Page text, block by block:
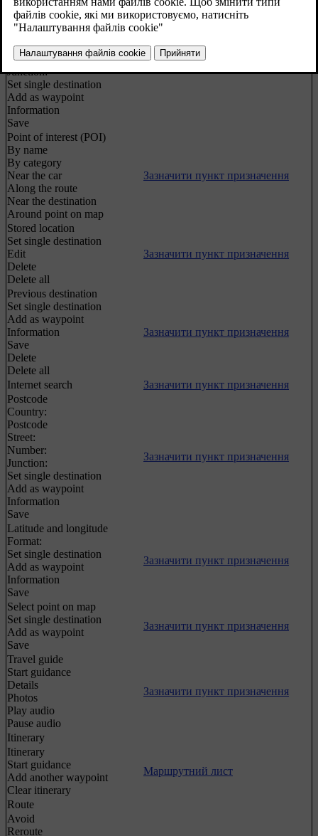
Address
Country:
City:
Street:
Number:
Junction:
Set single destination
Add as waypoint
Information
Save
Point of interest (POI)
By name
By category
Near the car
Along the route
Near the destination
Around point on map
Зазначити пункт призначення
Stored location
Set single destination
Edit
Delete
Delete all
Зазначити пункт призначення
Previous destination
Set single destination
Add as waypoint
Information
Save
Delete
Delete all
Зазначити пункт призначення
Internet search
Зазначити пункт призначення
Postcode
Country:
Postcode
Street:
Number:
Junction:
Set single destination
Add as waypoint
Information
Save
Зазначити пункт призначення
Latitude and longitude
Format:
Set single destination
Add as waypoint
Information
Save
Зазначити пункт призначення
Select point on map
Set single destination
Add as waypoint
Save
Зазначити пункт призначення
Travel guide
Start guidance
Details
Photos
Play audio
Pause audio
Зазначити пункт призначення
Itinerary
Itinerary
Start guidance
Add another waypoint
Clear itinerary
Маршрутний лист
Route
Avoid
Reroute